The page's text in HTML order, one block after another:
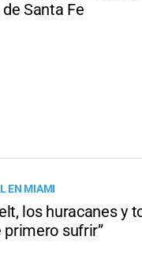
Santa Fe
EN MIAMI
los huracanes y
primero sufrir”